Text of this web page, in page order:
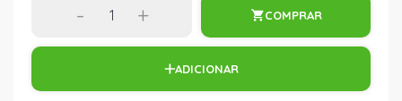
- + COMPRAR
ADICIONAR